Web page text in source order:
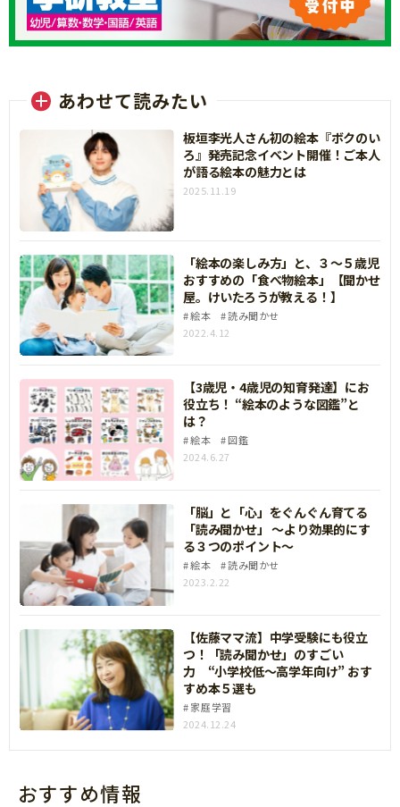
あわせて読みたい
板垣李光人さん初の絵本『ボクのい
ろ』発売記念イベント開催！ご本人
が語る絵本の魅力とは
2025.11.19
「絵本の楽しみ方」と、３～５歳児
おすすめの「食べ物絵本」【聞かせ
屋。けいたろうが教える！】
絵本
読み聞かせ
2022.4.12
【3歳児・4歳児の知育発達】にお
役立ち！ “絵本のような図鑑”と
は？
絵本
図鑑
2024.6.27
「脳」と「心」をぐんぐん育てる
「読み聞かせ」 ～より効果的にす
る３つのポイント～
絵本
読み聞かせ
2023.2.22
【佐藤ママ流】中学受験にも役立
つ！「読み聞かせ」のすごい
力 “小学校低～高学年向け” おす
すめ本５選も
家庭学習
2024.12.24
おすすめ情報